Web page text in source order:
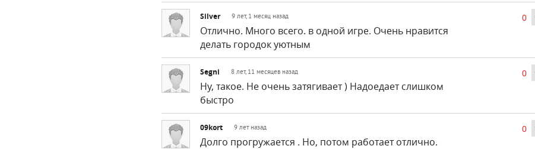
Silver 9 лет, 1 месяц назад
Отлично. Много всего. в одной игре. Очень нравится
делать городок уютным
0
Segni 8 лет, 11 месяцев назад
Ну, такое. Не очень затягивает ) Надоедает слишком
быстро
0
09kort 9 лет назад
Долго прогружается . Но, потом работает отлично.
0